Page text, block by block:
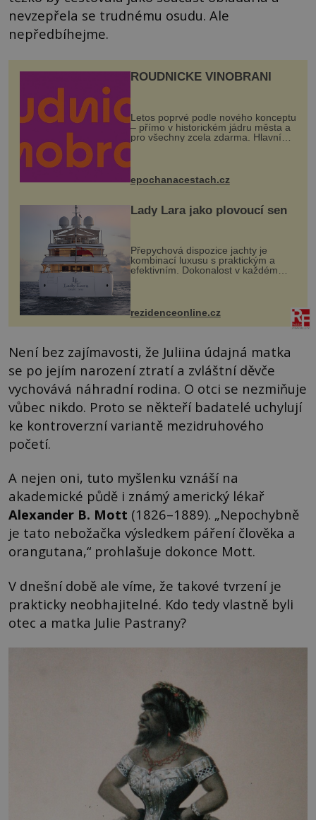
nevzepřela se trudnému osudu. Ale
nepředbíhejme.
ROUDNICKÉ VINOBRANÍ
Letos poprvé podle nového konceptu
– přímo v historickém jádru města a
pro všechny zcela zdarma. Hlavní
program se odehraje na Karlově a
mohou těšit na víno, burčák, pes...
epochanacestach.cz
Lady Lara jako plovoucí sen
Přepychová dispozice jachty je
kombinací luxusu s praktickým a
efektivním. Dokonalost v každém
detailu představuje značka Fendi
Casa, kterou byly vybaveny její
paluby. Monacký přístav nabízí
každoročn...
rezidenceonline.cz
Není bez zajímavosti, že Juliina údajná matka
se po jejím narození ztratí a zvláštní děvče
vychovává náhradní rodina. O otci se nezmiňuje
vůbec nikdo. Proto se někteří badatelé uchylují
ke kontroverzní variantě mezidruhového
početí.
A nejen oni, tuto myšlenku vznáší na
akademické půdě i známý americký lékař
Alexander B. Mott (1826–1889). „Nepochybně
je tato nebožačka výsledkem páření člověka a
orangutana,“ prohlašuje dokonce Mott.
V dnešní době ale víme, že takové tvrzení je
prakticky neobhajitelné. Kdo tedy vlastně byli
otec a matka Julie Pastrany?